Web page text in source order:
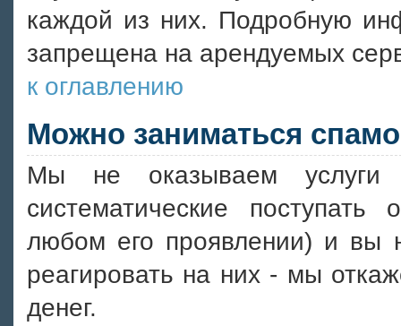
каждой из них. Подробную
запрещена на арендуемых
к оглавлению
Можно заниматься
Мы не оказываем
систематические
любом его проявлении) и вы
реагировать на них - мы
денег.